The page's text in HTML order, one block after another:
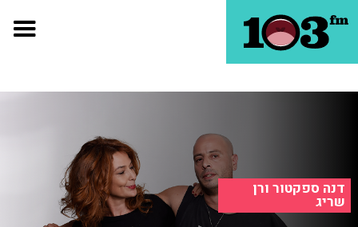
דנה ספקטור ורן
שריג